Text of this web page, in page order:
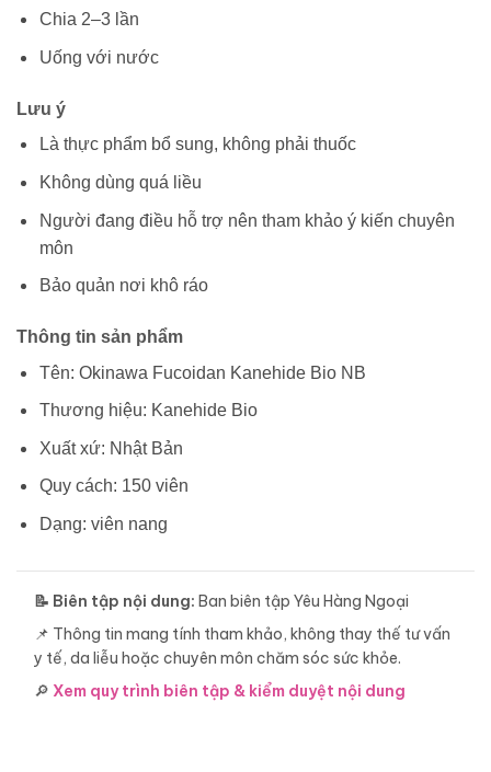
Chia 2–3 lần
Uống với nước
Lưu ý
Là thực phẩm bổ sung, không phải thuốc
Không dùng quá liều
Người đang điều hỗ trợ nên tham khảo ý kiến chuyên
môn
Bảo quản nơi khô ráo
Thông tin sản phẩm
Tên: Okinawa Fucoidan Kanehide Bio NB
Thương hiệu: Kanehide Bio
Xuất xứ: Nhật Bản
Quy cách: 150 viên
Dạng: viên nang
📝 Biên tập nội dung: Ban biên tập Yêu Hàng Ngoại
📌 Thông tin mang tính tham khảo, không thay thế tư vấn
y tế, da liễu hoặc chuyên môn chăm sóc sức khỏe.
🔎 Xem quy trình biên tập & kiểm duyệt nội dung